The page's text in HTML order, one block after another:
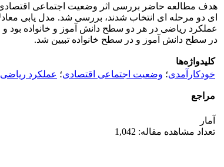
در سطح دانش ‌آموز و در سطح خانواده تبیین شد.
کلیدواژه‌ها
ﺧﻮدﮐﺎرآﻣﺪی؛ وﺿﻌﯿﺖ اﺟﺘﻤﺎﻋﯽ اﻗﺘﺼﺎدی؛ ﻋﻤﻠﮑﺮد رﯾﺎﺿﯽ
مراجع
آمار
تعداد مشاهده مقاله: 1,042